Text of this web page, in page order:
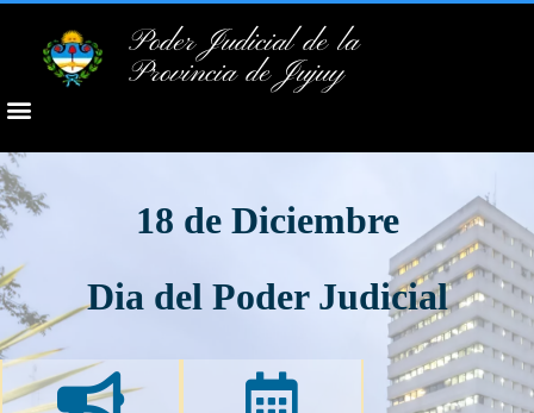
Poder Judicial de la
Provincia de Jujuy
18 de Diciembre
Dia del Poder Judicial